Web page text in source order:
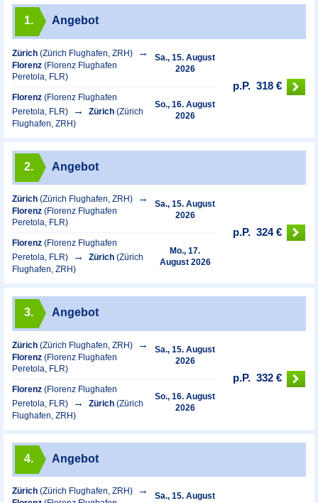
1. Angebot
Zürich (Zürich Flughafen, ZRH)
Florenz (Florenz Flughafen
Peretola, FLR)
Sa., 15. August
2026
Florenz (Florenz Flughafen
Peretola, FLR)
Zürich (Zürich
Flughafen, ZRH)
So., 16. August
2026
p.P. 318 €
2. Angebot
Zürich (Zürich Flughafen, ZRH)
Florenz (Florenz Flughafen
Peretola, FLR)
Sa., 15. August
2026
Florenz (Florenz Flughafen
Peretola, FLR)
Zürich (Zürich
Flughafen, ZRH)
Mo., 17.
August 2026
p.P. 324 €
3. Angebot
Zürich (Zürich Flughafen, ZRH)
Florenz (Florenz Flughafen
Peretola, FLR)
Sa., 15. August
2026
Florenz (Florenz Flughafen
Peretola, FLR)
Zürich (Zürich
Flughafen, ZRH)
So., 16. August
2026
p.P. 332 €
4. Angebot
Zürich (Zürich Flughafen, ZRH)
Sa., 15. August